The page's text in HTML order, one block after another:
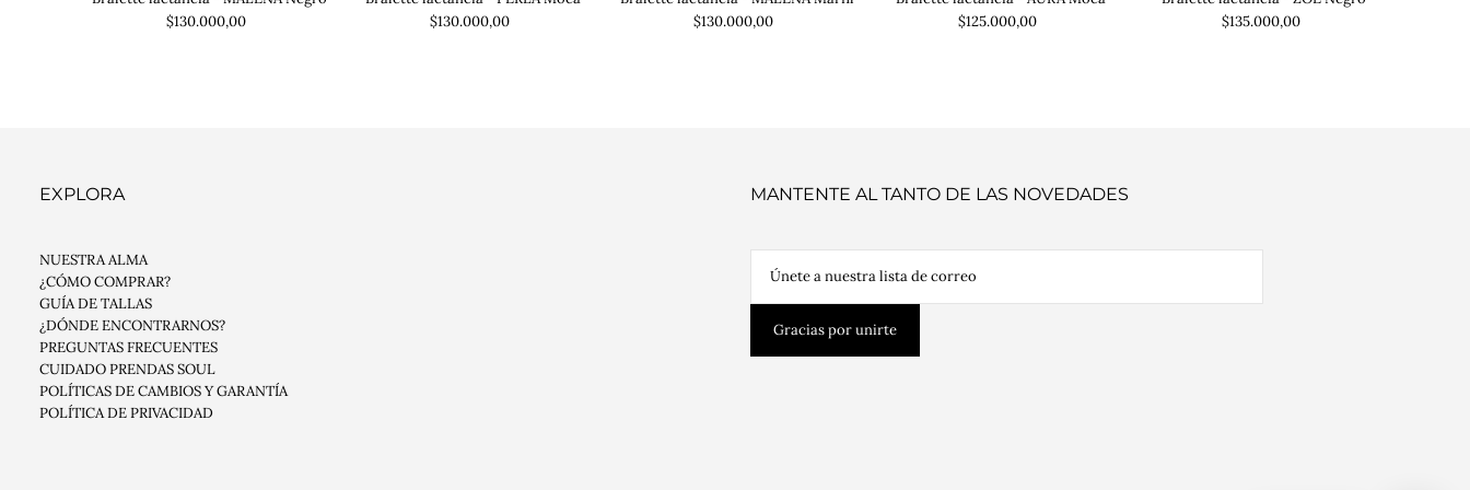
$130.000,00
$130.000,00
$130.000,00
$125.000,00
$135.000,00
EXPLORA
NUESTRA ALMA
¿CÓMO COMPRAR?
GUÍA DE TALLAS
¿DÓNDE ENCONTRARNOS?
PREGUNTAS FRECUENTES
CUIDADO PRENDAS SOUL
POLÍTICAS DE CAMBIOS Y GARANTÍA
POLÍTICA DE PRIVACIDAD
MANTENTE AL TANTO DE LAS NOVEDADES